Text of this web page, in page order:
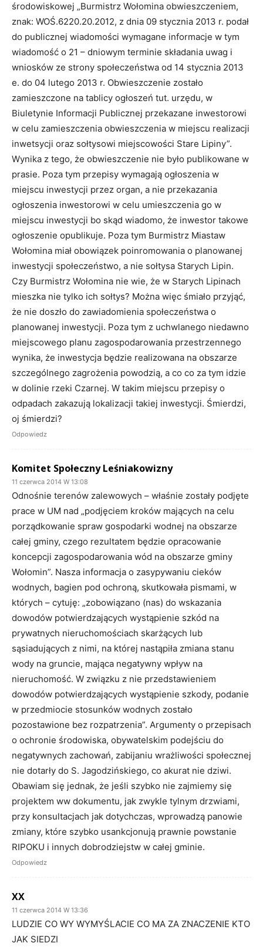
środowiskowej „Burmistrz Wołomina obwieszczeniem,
znak: WOŚ.6220.20.2012, z dnia 09 stycznia 2013 r. podał
do publicznej wiadomości wymagane informacje w tym
wiadomość o 21 – dniowym terminie składania uwag i
wniosków ze strony społeczeństwa od 14 stycznia 2013
e. do 04 lutego 2013 r. Obwieszczenie zostało
zamieszczone na tablicy ogłoszeń tut. urzędu, w
Biuletynie Informacji Publicznej przekazane inwestorowi
w celu zamieszczenia obwieszczenia w miejscu realizacji
inwetsycji oraz sołtysowi miejscowości Stare Lipiny”.
Wynika z tego, że obwieszczenie nie było publikowane w
prasie. Poza tym przepisy wymagają ogłoszenia w
miejscu inwestycji przez organ, a nie przekazania
ogłoszenia inwestorowi w celu umieszczenia go w
miejscu inwestycji bo skąd wiadomo, że inwestor takowe
ogłoszenie opublikuje. Poza tym Burmistrz Miastaw
Wołomina miał obowiązek poinromowania o planowanej
inwestycji społeczeństwo, a nie sołtysa Starych Lipin.
Czy Burmistrz Wołomina nie wie, że w Starych Lipinach
mieszka nie tylko ich sołtys? Można więc śmiało przyjąć,
że nie doszło do zawiadomienia społeczeństwa o
planowanej inwestycji. Poza tym z uchwlanego niedawno
miejscowego planu zagospodarowania przestrzennego
wynika, że inwestycja będzie realizowana na obszarze
szczególnego zagrożenia powodzią, a co co za tym idzie
w dolinie rzeki Czarnej. W takim miejscu przepisy o
odpadach zakazują lokalizacji takiej inwestycji. Śmierdzi,
oj śmierdzi?
Odpowiedz
Komitet Społeczny Leśniakowizny
11 czerwca 2014 W 13:08
Odnośnie terenów zalewowych – właśnie zostały podjęte
prace w UM nad „podjęciem kroków mających na celu
porządkowanie spraw gospodarki wodnej na obszarze
całej gminy, czego rezultatem będzie opracowanie
koncepcji zagospodarowania wód na obszarze gminy
Wołomin”. Nasza informacja o zasypywaniu cieków
wodnych, bagien pod ochroną, skutkowała pismami, w
których – cytuję: „zobowiązano (nas) do wskazania
dowodów potwierdzających wystąpienie szkód na
prywatnych nieruchomościach skarżących lub
sąsiadujących z nimi, na której nastąpiła zmiana stanu
wody na gruncie, mająca negatywny wpływ na
nieruchomość. W związku z nie przedstawieniem
dowodów potwierdzających wystąpienie szkody, podanie
w przedmiocie stosunków wodnych zostało
pozostawione bez rozpatrzenia”. Argumenty o przepisach
o ochronie środowiska, obywatelskim podejściu do
negatywnych zachowań, zabijaniu wrażliwości społecznej
nie dotarły do S. Jagodzińskiego, co akurat nie dziwi.
Obawiam się jednak, że jeśli szybko nie zajmiemy się
projektem ww dokumentu, jak zwykle tylnym drzwiami,
przy konsultacjach jak dotychczas, wprowadzą panowie
zmiany, które szybko usankcjonują prawnie powstanie
RIPOKU i innych dobrodziejstw w całej gminie.
Odpowiedz
XX
11 czerwca 2014 W 13:36
LUDZIE CO WY WYMYŚLACIE CO MA ZA ZNACZENIE KTO
JAK SIEDZI